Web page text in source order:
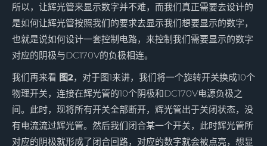
所以，让辉光管来显示数字并不难，而我们真正需要去设计的
是如何让辉光管按照我们的要求去显示我们想要显示的数字，
也就是说如何设计一套控制电路，来控制我们需要显示的数字
对应的阴极与DC170V的负极相连。
我们再来看 图2，对于图1来讲，我们将一个旋转开关换成10个
物理开关，连接在辉光管的10个阴极和DC170V电源负极之
间。此时，现将所有开关全部断开，辉光管出于关闭状态，没
有电流流过辉光管。然后我们闭合某一个开关，此时辉光管所
对应的阴极就形成了闭合回路，对应的数字就会被点亮，想显